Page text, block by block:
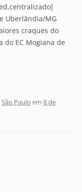
Uberlândia/MG
craques do
EC Mogiana de
São Paulo em 8 de